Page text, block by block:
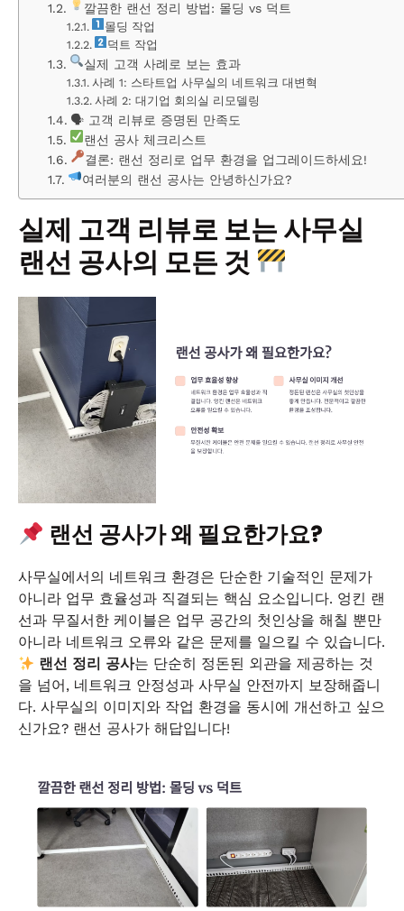
깔끔한 랜선 정리 방법: 몰딩 vs 덕트
몰딩 작업
덕트 작업
실제 고객 사례로 보는 효과
사례 1: 스타트업 사무실의 네트워크 대변혁
사례 2: 대기업 회의실 리모델링
🗣 고객 리뷰로 증명된 만족도
랜선 공사 체크리스트
결론: 랜선 정리로 업무 환경을 업그레이드하세요!
여러분의 랜선 공사는 안녕하신가요?
실제 고객 리뷰로 보는 사무실
랜선 공사의 모든 것
랜선 공사가 왜 필요한가요?
사무실에서의 네트워크 환경은 단순한 기술적인 문제가
아니라 업무 효율성과 직결되는 핵심 요소입니다. 엉킨 랜
선과 무질서한 케이블은 업무 공간의 첫인상을 해칠 뿐만
아니라 네트워크 오류와 같은 문제를 일으킬 수 있습니다.
랜선 정리 공사는 단순히 정돈된 외관을 제공하는 것
을 넘어, 네트워크 안정성과 사무실 안전까지 보장해줍니
다. 사무실의 이미지와 작업 환경을 동시에 개선하고 싶으
신가요? 랜선 공사가 해답입니다!